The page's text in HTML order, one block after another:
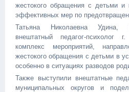
жестокого обращения с детьми и
эффективных мер по
Татьяна Николаевна Удина,
внештатный педагог-психолог
комплекс мероприятий,
жестокого обращения с детьми в
особенно в ситуациях разводов
Также выступили внештатные
муниципальных округов и